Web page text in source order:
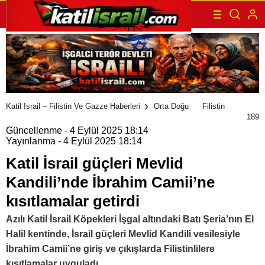
Katil İsrail – Filistin Ve Gazze Haberleri Orta Doğu
Filistin
189
Güncellenme - 4 Eylül 2025 18:14
Yayınlanma - 4 Eylül 2025 18:14
Katil İsrail güçleri Mevlid
Kandili’nde İbrahim Camii’ne
kısıtlamalar getirdi
Azılı Katil İsrail Köpekleri İşgal altındaki Batı Şeria’nın El
Halil kentinde, İsrail güçleri Mevlid Kandili vesilesiyle
İbrahim Camii’ne giriş ve çıkışlarda Filistinlilere